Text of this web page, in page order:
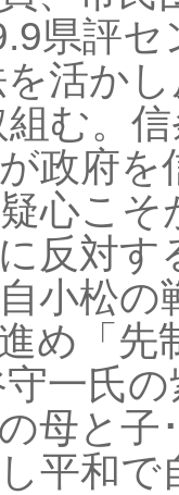
県評
活か
む。
政府
心こ
反対
小松
め「
一氏
母と子
平和